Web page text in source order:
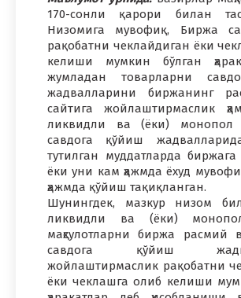
170-сонли қарори билан
Низомига мувофиқ, Биржа
рақобатни чеклайдиган ёки
келиши мумкин бўлган
жумладан товарларни
жадвалларини биржанинг
сайтига жойлаштирмаслик
ликвидли ва (ёки) монопол
савдога қўйиш
тутилган муддатларда
ёки уни кам ҳажмда ёхуд
ҳажмда қўйиш тақиқланган.
Шунингдек, мазкур низом
ликвидли ва (ёки)
маҳсулотларни биржа расмий
савдога қўйиш
жойлаштирмаслик рақобатни
ёки чеклашга олиб келиши